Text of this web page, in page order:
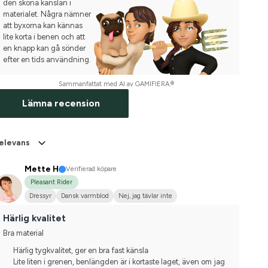
den sköna känslan i
materialet. Några nämner
att byxorna kan kännas
lite korta i benen och att
en knapp kan gå sönder
efter en tids användning.
Sammanfattat med AI av GAMIFIERA.®
Lämna recension
Mette H
Verifierad köpare
Pleasant Rider
Dressyr
Dansk varmblod Nej, jag tävlar inte
Härlig kvalitet
Bra material
Härlig tygkvalitet, ger en bra fast känsla
Lite liten i grenen, benlängden är i kortaste laget, även om jag